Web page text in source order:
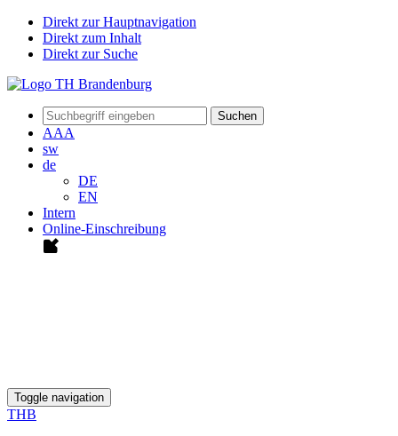
Direkt zur Hauptnavigation
Direkt zum Inhalt
Direkt zur Suche
Suchen
AAA
sw
de
DE
EN
Intern
Online-Einschreibung
Toggle navigation
THB